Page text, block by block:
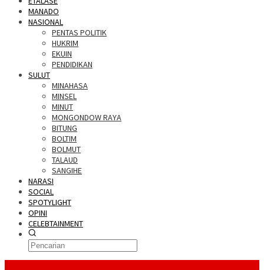
MANADO
NASIONAL
PENTAS POLITIK
HUKRIM
EKUIN
PENDIDIKAN
SULUT
MINAHASA
MINSEL
MINUT
MONGONDOW RAYA
BITUNG
BOLTIM
BOLMUT
TALAUD
SANGIHE
NARASI
SOCIAL
SPOTYLIGHT
OPINI
CELEBTAINMENT